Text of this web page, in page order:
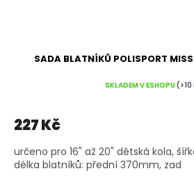
SADA BLATNÍKŮ POLISPORT
SKLADEM V ESHOPU(>10
227 Kč
určeno pro 16" až 20" dětská kola,
délka blatníků: přední 370mm, zad